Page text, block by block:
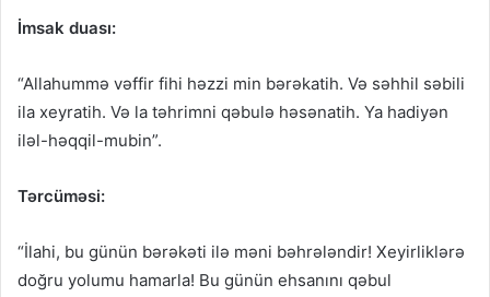
İmsak duası:
“Allahummə vəffir fihi həzzi min bərəkatih. Və səhhil səbili
ila xeyratih. Və la təhrimni qəbulə həsənatih. Ya hadiyən
iləl-həqqil-mubin”.
Tərcüməsi:
“İlahi, bu günün bərəkəti ilə məni bəhrələndir! Xeyirliklərə
doğru yolumu hamarla! Bu günün ehsanını qəbul